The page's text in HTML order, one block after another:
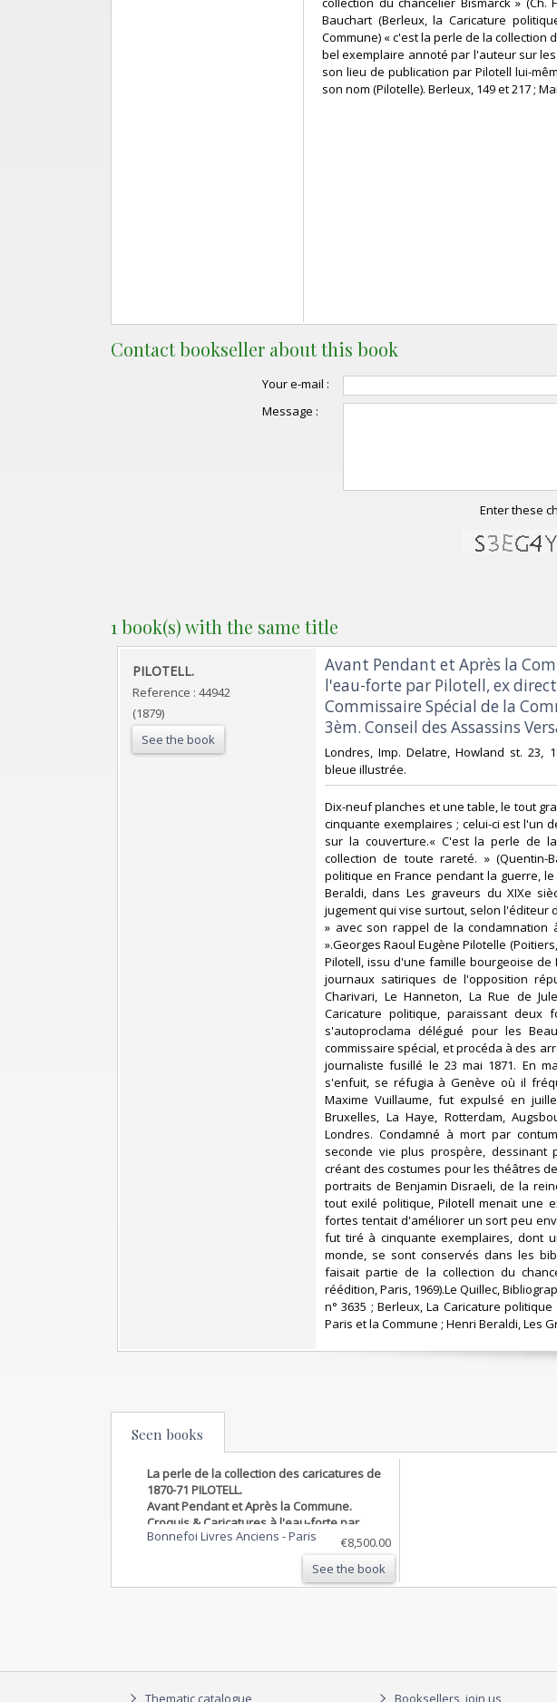
Bauchart (Berleux, la Caricature
Commune) « c'est la perle de la collection
bel exemplaire annoté par l'auteur sur
son lieu de publication par Pilotell lui-
son nom (Pilotelle). Berleux, 149 et 217 ;
Contact bookseller about this book
Your e-mail :
Message :
Enter these
1 book(s) with the same title
‎PILOTELL.‎
Reference : 44942
(1879)
See the book
‎Avant Pendant et Après la
l'eau-forte par Pilotell, ex
Commissaire Spécial de la
3èm. Conseil des Assassins
‎Londres, Imp. Delatre, Howland st. 23,
bleue illustrée. ‎
‎Dix-neuf planches et une table, le tout
cinquante exemplaires ; celui-ci est l'un
sur la couverture.« C'est la perle de
collection de toute rareté. » (Quentin-
politique en France pendant la guerre,
Beraldi, dans Les graveurs du XIXe
jugement qui vise surtout, selon l'éditeur
» avec son rappel de la condamnation
».Georges Raoul Eugène Pilotelle
Pilotell, issu d'une famille bourgeoise
journaux satiriques de l'opposition
Charivari, Le Hanneton, La Rue de
Caricature politique, paraissant deux
s'autoproclama délégué pour les
commissaire spécial, et procéda à des
journaliste fusillé le 23 mai 1871. En
s'enfuit, se réfugia à Genève où il
Maxime Vuillaume, fut expulsé en
Bruxelles, La Haye, Rotterdam,
Londres. Condamné à mort par
seconde vie plus prospère, dessinant
créant des costumes pour les théâtres
portraits de Benjamin Disraeli, de la
tout exilé politique, Pilotell menait une
fortes tentait d'améliorer un sort peu
fut tiré à cinquante exemplaires, dont
monde, se sont conservés dans les
faisait partie de la collection du
réédition, Paris, 1969).Le Quillec,
n° 3635 ; Berleux, La Caricature
Paris et la Commune ; Henri Beraldi, Les
Seen books
La perle de la collection des caricatures de
1870-71 PILOTELL.
Avant Pendant et Après la Commune.
Croquis & Caricatures à l'eau-forte par
Pilotell, ex directeur des Beaux Arts, ex
Commissaire Spécial de la Commune,
Condamné à mort par le 3èm. Conseil des
Assassins Versaillais (9 jan…
Bonnefoi Livres Anciens -Paris
€8,500.00
See the book
Thematic catalogue Booksellers, join us